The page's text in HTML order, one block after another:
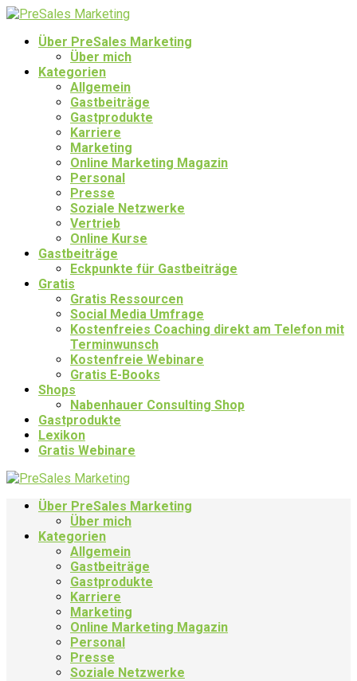
Über PreSales Marketing
Über mich
Kategorien
Allgemein
Gastbeiträge
Gastprodukte
Karriere
Marketing
Online Marketing Magazin
Personal
Presse
Soziale Netzwerke
Vertrieb
Online Kurse
Gastbeiträge
Eckpunkte für Gastbeiträge
Gratis
Gratis Ressourcen
Social Media Umfrage
Kostenfreies Coaching direkt am Telefon mit
Terminwunsch
Kostenfreie Webinare
Gratis E-Books
Shops
Nabenhauer Consulting Shop
Gastprodukte
Lexikon
Gratis Webinare
Über PreSales Marketing
Über mich
Kategorien
Allgemein
Gastbeiträge
Gastprodukte
Karriere
Marketing
Online Marketing Magazin
Personal
Presse
Soziale Netzwerke